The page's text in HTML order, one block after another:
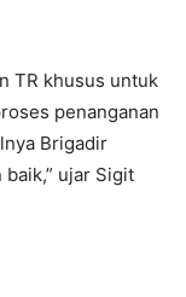
TR khusus untuk
penanganan
Brigadir
ujar Sigit